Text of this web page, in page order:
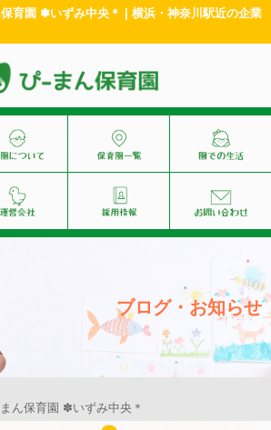
育園 ✽いずみ中央＊ | 横浜・神奈川駅近の企業
ブログ・お知らせ
ん保育園 ✽いずみ中央＊